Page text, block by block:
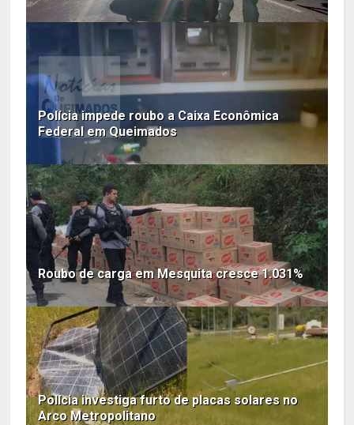
Polícia impede roubo a Caixa Econômica
Federal em Queimados
Roubo de carga em Mesquita cresce 1.031%
Polícia investiga furto de placas solares no
Arco Metropolitano